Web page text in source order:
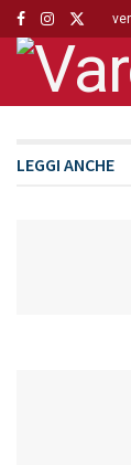
LEGGI ANCHE